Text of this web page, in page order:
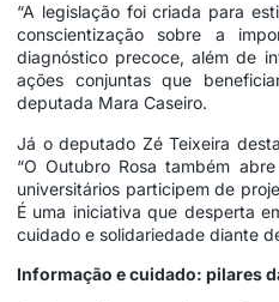
“A legislação foi criada para
conscientização sobre a
diagnóstico precoce, além de
ações conjuntas que
deputada Mara Caseiro.
Já o deputado Zé Teixeira
“O Outubro Rosa também
universitários participem de
É uma iniciativa que desperta
cuidado e solidariedade diante
Informação e cuidado: pilares